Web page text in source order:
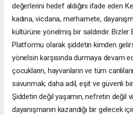
değerlerini hedef aldığını ifade eden
kadına, vicdana, merhamete,
kültürüne yönelmiş bir saldırıdır. Bizler
Platformu olarak şiddetin kimden
yönelsin karşısında durmaya devam
çocukların, hayvanların ve tüm
savunmak; daha adil, eşit ve güvenli
Şiddetin değil yaşamın, nefretin değil
dayanışmanın kazandığı bir gelecek